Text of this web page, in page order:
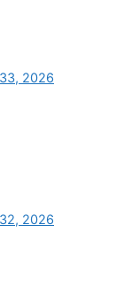
2026
2026